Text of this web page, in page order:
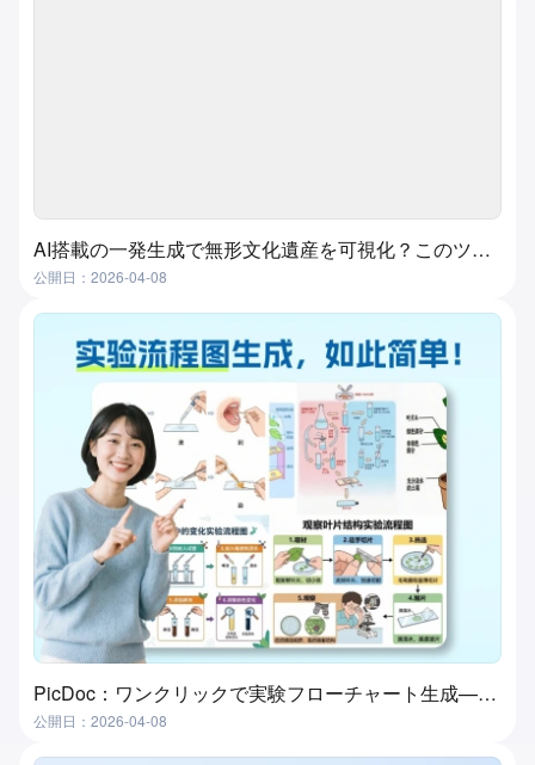
AI搭載の一発生成で無形文化遺産を可視化？このツールが実現します！
公開日：2026-04-08
PicDoc：ワンクリックで実験フローチャート生成—実験授業準備の究極ツール
公開日：2026-04-08